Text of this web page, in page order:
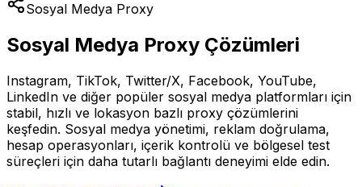
Sosyal Medya Proxy
Sosyal Medya Proxy Çözümleri
Instagram, TikTok, Twitter/X, Facebook, YouTube,
LinkedIn ve diğer popüler sosyal medya platformları için
stabil, hızlı ve lokasyon bazlı proxy çözümlerini
keşfedin. Sosyal medya yönetimi, reklam doğrulama,
hesap operasyonları, içerik kontrolü ve bölgesel test
süreçleri için daha tutarlı bağlantı deneyimi elde edin.